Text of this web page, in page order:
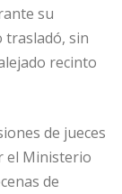
su
trasladó, sin
recinto
de jueces
el Ministerio
de